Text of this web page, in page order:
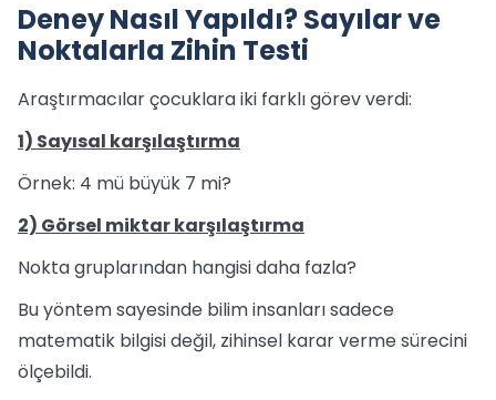
Deney Nasıl Yapıldı? Sayılar ve
Noktalarla Zihin Testi
Araştırmacılar çocuklara iki farklı görev verdi:
1) Sayısal karşılaştırma
Örnek: 4 mü büyük 7 mi?
2) Görsel miktar karşılaştırma
Nokta gruplarından hangisi daha fazla?
Bu yöntem sayesinde bilim insanları sadece
matematik bilgisi değil, zihinsel karar verme sürecini
ölçebildi.